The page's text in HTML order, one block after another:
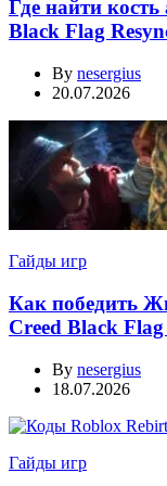
Где найти
Black Flag
By nesergius
20.07.2026
Гайды игр
Как победить
Creed Black Flag
By nesergius
18.07.2026
Гайды игр